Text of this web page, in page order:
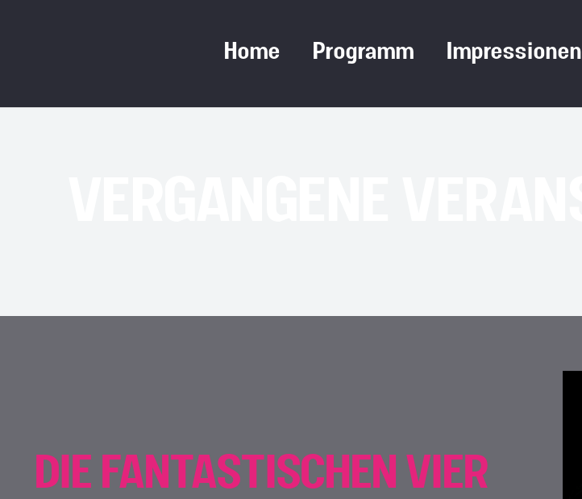
Home Programm Impressionen
DIE FANTASTISCHEN VIER